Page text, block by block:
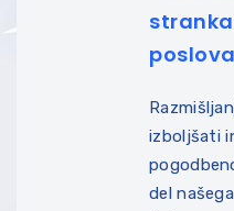
izboljšati
del